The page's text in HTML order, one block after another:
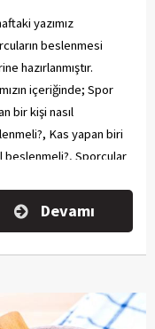
yazımız
beslenmesi
hazırlanmıştır.
içeriğinde; Spor
bir kişi nasıl
Kas yapan biri
beslenmeli?, Sporcular
için neler yemeli?,
ne içmeli?, Sporcu
sonra kas yapmak
ne yemeli?, Kasları en
Devamı